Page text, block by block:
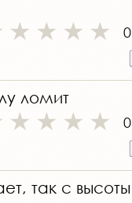
0
ломит
0
так с высоты